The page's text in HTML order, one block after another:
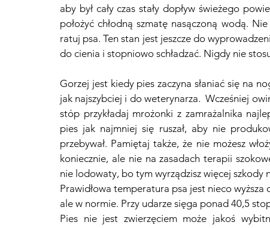
aby był cały czas stały dopływ świeżego
położyć chłodną szmatę nasączoną wodą.
ratuj psa. Ten stan jest jeszcze do
do cienia i stopniowo schładzać. Nigdy nie
Gorzej jest kiedy pies zaczyna słaniać się na
jak najszybciej i do weterynarza.  Wcześniej
stóp przykładaj mrożonki z zamrażalnika
pies jak najmniej się ruszał, aby nie
przebywał. Pamiętaj także, że nie możesz
koniecznie, ale nie na zasadach terapii
nie lodowaty, bo tym wyrządzisz więcej szkody
Prawidłowa temperatura psa jest nieco wyższa
ale w normie. Przy udarze sięga ponad 40,5
Pies nie jest zwierzęciem może jakoś